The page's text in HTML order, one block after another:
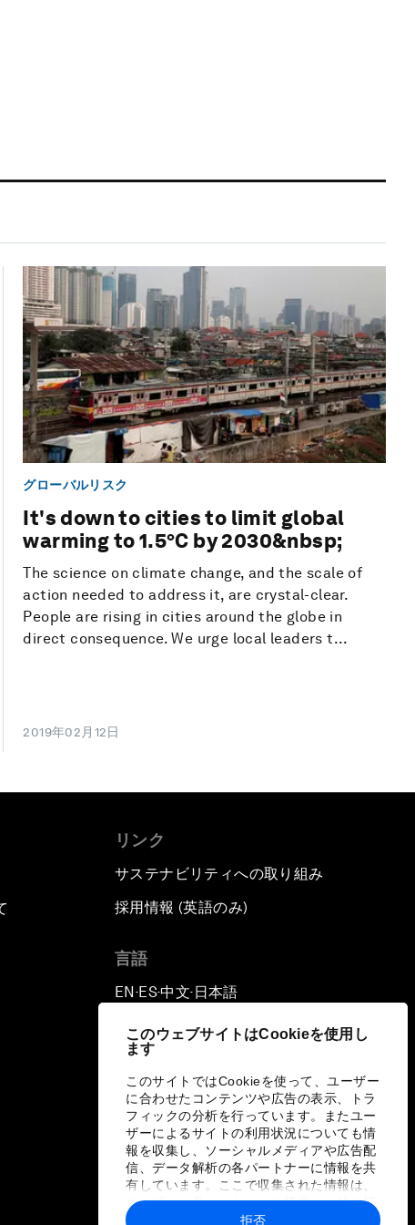
このウェブサイトはCookieを使用し
ます
このサイトではCookieを使って、ユーザー
に合わせたコンテンツや広告の表示、トラ
フィックの分析を行っています。またユー
ザーによるサイトの利用状況についても情
報を収集し、ソーシャルメディアや広告配
信、データ解析の各パートナーに情報を共
有しています。ここで収集された情報は、
ユーザーが各パートナーに提供した他の情
報や各パートナーのサービスを使用した際
拒否
グローバルリスク
It's down to cities to limit global
warming to 1.5°C by 2030&nbsp;
The science on climate change, and the scale of
action needed to address it, are crystal-clear.
People are rising in cities around the globe in
direct consequence. We urge local leaders t...
2019年02月12日
リンク
サステナビリティへの取り組み
採用情報 (英語のみ)
言語
EN ▪ ES▪中文▪ 日本語